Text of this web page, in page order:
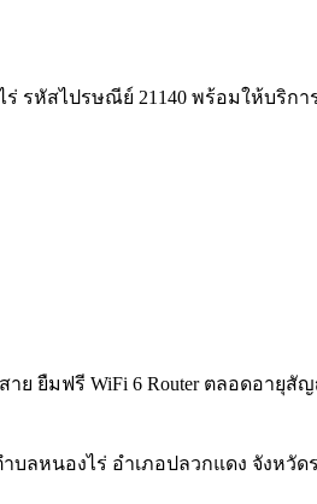
รหัสไปรษณีย์ 21140 พร้อมให้บริกา
าย ยืมฟรี WiFi 6 Router ตลอดอา
ลหนองไร่ อำเภอปลวกแดง จังหวั